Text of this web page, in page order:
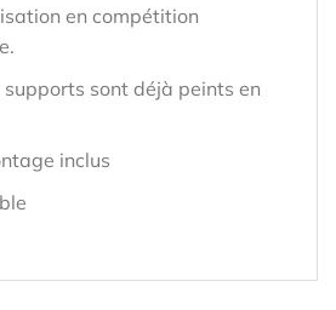
en compétition
sont déjà peints en
inclus